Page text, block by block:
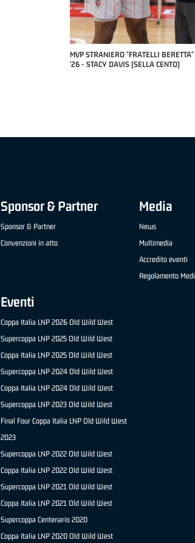
MVP STRANIERO "FRATELLI
'26 - STACY DAVIS (SELLA CENTO)
Sponsor & Partner
Sponsor & Partner
Convenzioni in atto
Media
News
Multimedia
Accredito eventi
Regolamento
Eventi
Coppa Italia LNP 2026 Old Wild West
Supercoppa LNP 2025 Old Wild West
Coppa Italia LNP 2025 Old Wild West
Supercoppa LNP 2024 Old Wild West
Coppa Italia LNP 2024 Old Wild West
Supercoppa LNP 2023 Old Wild West
Final Four Coppa Italia LNP Old Wild West
2023
Supercoppa LNP 2022 Old Wild West
Coppa Italia LNP 2022 Old Wild West
Supercoppa LNP 2021 Old Wild West
Coppa Italia LNP 2021 Old Wild West
Supercoppa Centenario 2020
Coppa Italia LNP 2020 Old Wild West